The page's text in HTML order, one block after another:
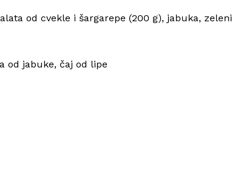
od cvekle i šargarepe (200 g), jabuka, zeleni
od jabuke, čaj od lipe